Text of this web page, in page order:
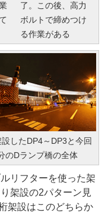
了。この後、高力
ボルトで締めつけ
る作業がある
したDP4～DP3と今回
のDランプ橋の全体
リフターを使った架
架設の2パターン見
架設はこのどちらか